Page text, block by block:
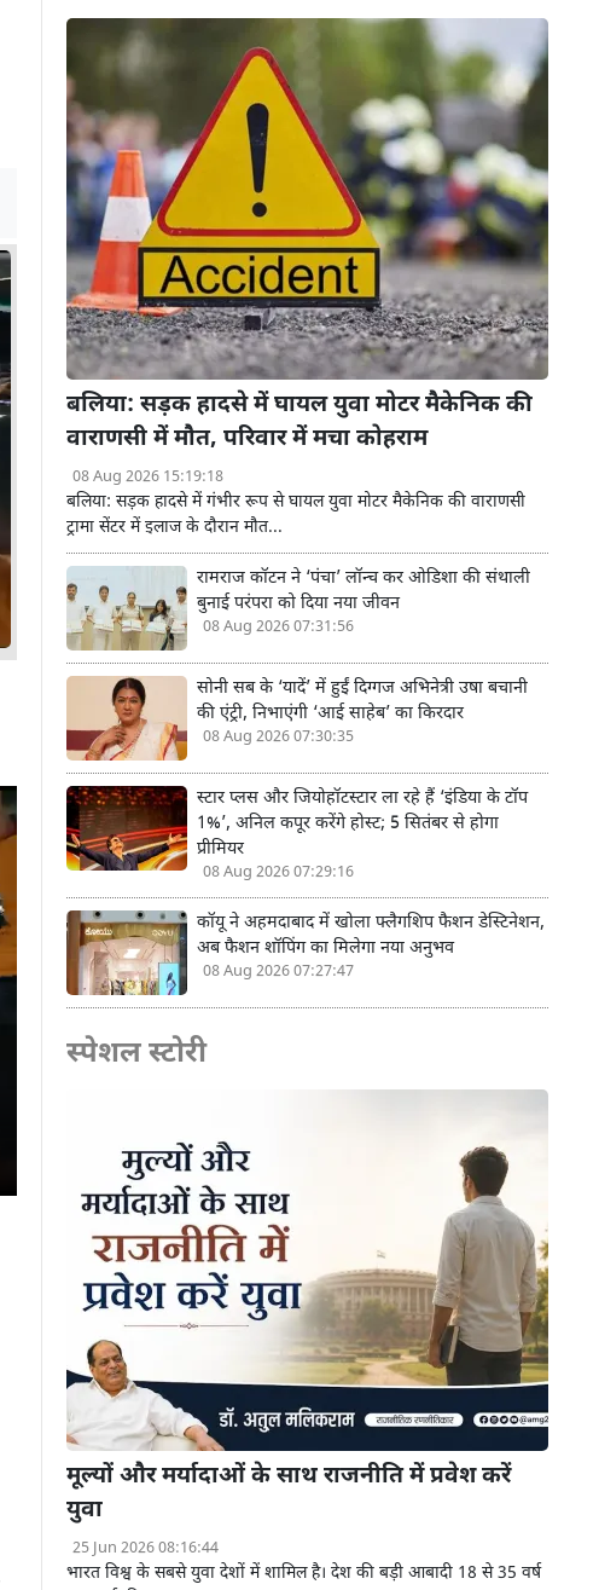
बलिया: सड़क हादसे में घायल युवा मोटर मैकेनिक की
वाराणसी में मौत, परिवार में मचा कोहराम
08 Aug 2026 15:19:18
बलिया: सड़क हादसे में गंभीर रूप से घायल युवा मोटर मैकेनिक की वाराणसी
ट्रामा सेंटर में इलाज के दौरान मौत...
रामराज कॉटन ने ‘पंचा’ लॉन्च कर ओडिशा की संथाली
बुनाई परंपरा को दिया नया जीवन
08 Aug 2026 07:31:56
सोनी सब के ‘यादें’ में हुईं दिग्गज अभिनेत्री उषा बचानी
की एंट्री, निभाएंगी ‘आई साहेब’ का किरदार
08 Aug 2026 07:30:35
स्टार प्लस और जियोहॉटस्टार ला रहे हैं ‘इंडिया के टॉप
1%’, अनिल कपूर करेंगे होस्ट; 5 सितंबर से होगा
प्रीमियर
08 Aug 2026 07:29:16
कॉयू ने अहमदाबाद में खोला फ्लैगशिप फैशन डेस्टिनेशन,
अब फैशन शॉपिंग का मिलेगा नया अनुभव
08 Aug 2026 07:27:47
स्पेशल स्टोरी
मूल्यों और मर्यादाओं के साथ राजनीति में प्रवेश करें
युवा
25 Jun 2026 08:16:44
भारत विश्व के सबसे युवा देशों में शामिल है। देश की बड़ी आबादी 18 से 35 वर्ष